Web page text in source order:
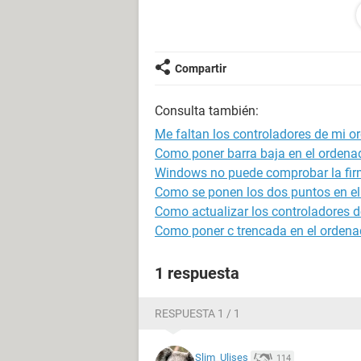
Service Pack del Sistema Operativo
Nombre del sistema CNA-
Nombre de usuario Andrés
Placa base:
Tipo de procesador Mobile Intel
Nombre de la Placa Base
Chipset de la Placa Base Intel
Memoria del Sistema 502 MB
Tipo de BIOS Phoenix (12/07/06)
Puerto de comunicación HUAWEI
Tarjeta de sonido Intel 82801GBM
Almacenamiento:
Disco duro TOSHIBA MK6034GSX
Compartir
Consulta también:
Me faltan los controladores de mi
Como poner barra baja en el
Windows no puede comprobar la
Como se ponen los dos puntos en
Como actualizar los controladores
Como poner c trencada en el
1 respuesta
RESPUESTA 1 / 1
Slim_Ulises 114